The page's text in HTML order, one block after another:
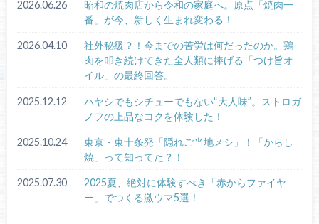
2026.06.26
昭和の焼肉店から令和の家庭へ。原点「焼肉一
番」が今、新しく生まれ変わる！
2026.04.10
社外秘級？！今までの苦労は何だったのか。鶏
肉を叩き続けてきた全人類に捧げる「つけ旨オ
イル」の最終回答。
2025.12.12
ハヤシでもシチューでもない“大人味”。ストロガ
ノフの上品なコクを体験した！
2025.10.24
東京・東十条発「隠れご当地メシ」！「からし
焼」って知ってた？！
2025.07.30
2025夏、絶対に体験すべき「赤からファイヤ
ー」でつくる激ウマ5選！